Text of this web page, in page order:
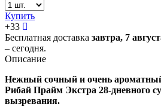
Купить
+33
Бесплатная доставка завтра, 7
– сегодня.
Описание
Нежный сочный и очень
Рибай Прайм Экстра 28-дневного
вызревания.